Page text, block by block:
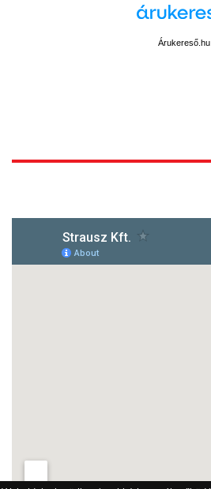
Árukereső.hu